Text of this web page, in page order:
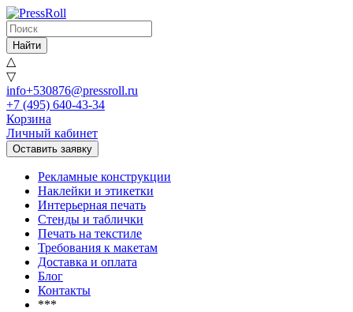
Найти
△
▽
info+530876@pressroll.ru
+7 (495) 640-43-34
Корзина
Личный кабинет
Оставить заявку
Рекламные конструкции
Наклейки и этикетки
Интерьерная печать
Стенды и таблички
Печать на текстиле
Требования к макетам
Доставка и оплата
Блог
Контакты
***